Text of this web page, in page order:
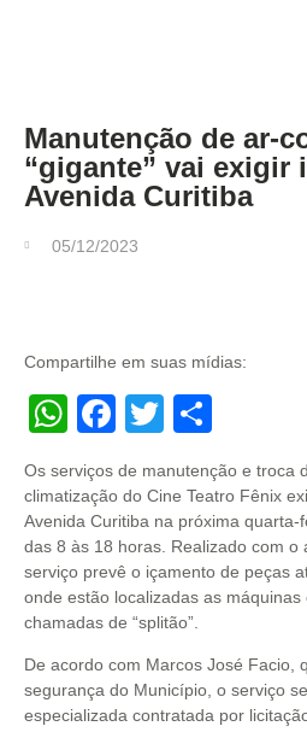
Manutenção de ar-
“gigante” vai exigir
Avenida Curitiba
05/12/2023
Compartilhe em suas mídias:
WhatsApp
Facebook
Twitter
Os serviços de manutenção e troca
climatização do Cine Teatro Fênix
Avenida Curitiba na próxima
das 8 às 18 horas. Realizado com o
serviço prevê o içamento de peças
onde estão localizadas as máquinas
chamadas de “splitão”.
De acordo com Marcos José Facio,
segurança do Município, o serviço
especializada contratada por